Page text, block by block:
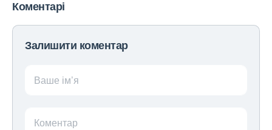
Коментарі
Залишити коментар
Ваше ім’я
Коментар